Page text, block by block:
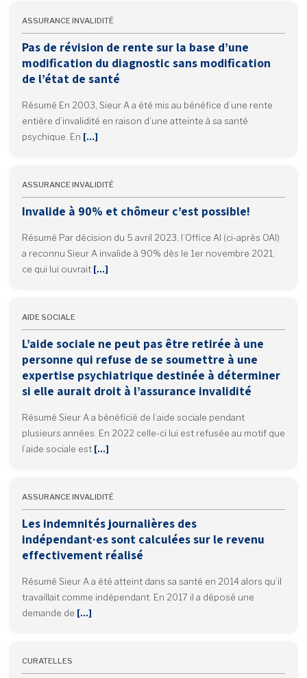
ASSURANCE INVALIDITÉ
Pas de révision de rente sur la base d’une
modification du diagnostic sans modification
de l’état de santé
Résumé En 2003, Sieur A a été mis au bénéfice d’une rente
entière d’invalidité en raison d’une atteinte à sa santé
psychique. En […]
ASSURANCE INVALIDITÉ
Invalide à 90% et chômeur c’est possible!
Résumé Par décision du 5 avril 2023, l’Office AI (ci-après OAI)
a reconnu Sieur A invalide à 90% dès le 1er novembre 2021,
ce qui lui ouvrait […]
AIDE SOCIALE
L’aide sociale ne peut pas être retirée à une
personne qui refuse de se soumettre à une
expertise psychiatrique destinée à déterminer
si elle aurait droit à l’assurance invalidité
Résumé Sieur A a bénéficié de l’aide sociale pendant
plusieurs années. En 2022 celle-ci lui est refusée au motif que
l’aide sociale est […]
ASSURANCE INVALIDITÉ
Les indemnités journalières des
indépendant·es sont calculées sur le revenu
effectivement réalisé
Résumé Sieur A a été atteint dans sa santé en 2014 alors qu’il
travaillait comme indépendant. En 2017 il a déposé une
demande de […]
CURATELLES